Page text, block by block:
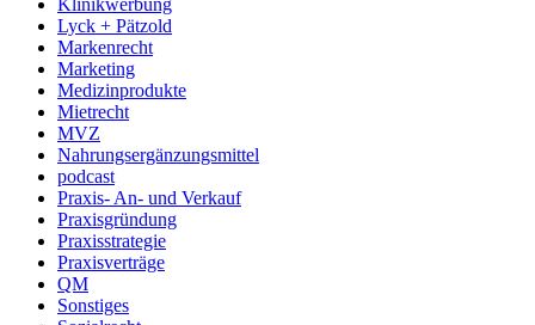
Klinikwerbung
Lyck + Pätzold
Markenrecht
Marketing
Medizinprodukte
Mietrecht
MVZ
Nahrungsergänzungsmittel
podcast
Praxis- An- und Verkauf
Praxisgründung
Praxisstrategie
Praxisverträge
QM
Sonstiges